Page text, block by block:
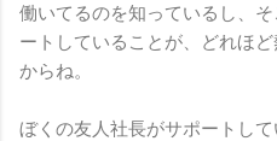
働いてるのを知っているし、
ートしていることが、どれほ
からね。
ぼくの友人社長がサポートし